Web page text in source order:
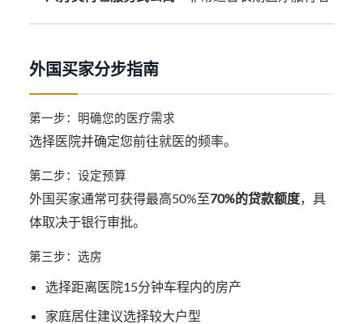
外国买家分步指南
第一步：明确您的医疗需求
选择医院并确定您前往就医的频率。
第二步：设定预算
外国买家通常可获得最高50%至70%的贷款额度，具
体取决于银行审批。
第三步：选房
选择距离医院15分钟车程内的房产
家庭居住建议选择较大户型